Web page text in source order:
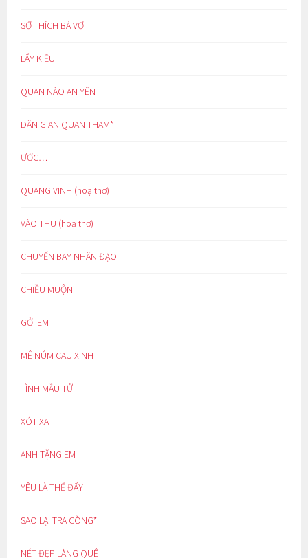
SỞ THÍCH BÁ VƠ
LẨY KIỀU
QUAN NÀO AN YÊN
DÂN GIAN QUAN THAM*
ƯỚC…
QUANG VINH (hoạ thơ)
VÀO THU (hoạ thơ)
CHUYẾN BAY NHÂN ĐẠO
CHIỀU MUỘN
GỞI EM
MÊ NÚM CAU XINH
TÌNH MẪU TỬ
XÓT XA
ANH TẶNG EM
YÊU LÀ THẾ ĐẤY
SAO LẠI TRA CÒNG*
NÉT ĐẸP LÀNG QUÊ